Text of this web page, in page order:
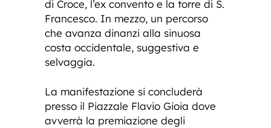
di Croce, l’ex convento e la torre di S.
Francesco. In mezzo, un percorso
che avanza dinanzi alla sinuosa
costa occidentale, suggestiva e
selvaggia.
La manifestazione si concluderà
presso il Piazzale Flavio Gioia dove
avverrà la premiazione degli